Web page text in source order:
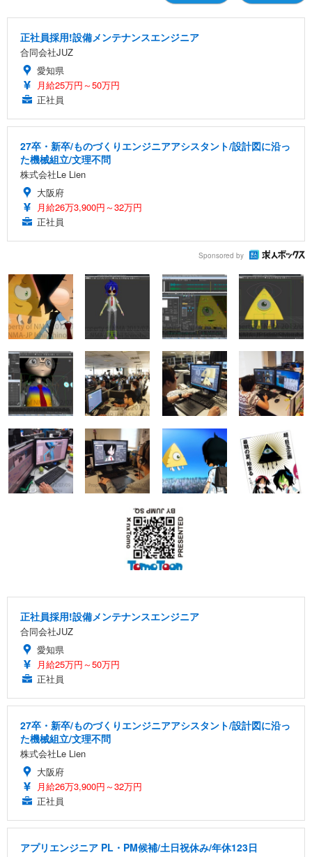
正社員採用!設備メンテナンスエンジニア
合同会社JUZ
愛知県
月給25万円～50万円
正社員
27卒・新卒/ものづくりエンジニアアシスタント/設計図に沿っ
た機械組立/文理不問
株式会社Le Lien
大阪府
月給26万3,900円～32万円
正社員
Sponsored by
正社員採用!設備メンテナンスエンジニア
合同会社JUZ
愛知県
月給25万円～50万円
正社員
27卒・新卒/ものづくりエンジニアアシスタント/設計図に沿っ
た機械組立/文理不問
株式会社Le Lien
大阪府
月給26万3,900円～32万円
正社員
アプリエンジニア PL・PM候補/土日祝休み/年休123日